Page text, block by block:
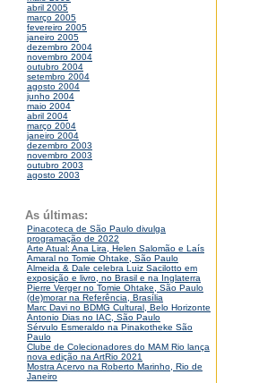
abril 2005
março 2005
fevereiro 2005
janeiro 2005
dezembro 2004
novembro 2004
outubro 2004
setembro 2004
agosto 2004
junho 2004
maio 2004
abril 2004
março 2004
janeiro 2004
dezembro 2003
novembro 2003
outubro 2003
agosto 2003
As últimas:
Pinacoteca de São Paulo divulga
programação de 2022
Arte Atual: Ana Lira, Helen Salomão e Laís
Amaral no Tomie Ohtake, São Paulo
Almeida & Dale celebra Luiz Sacilotto em
exposição e livro, no Brasil e na Inglaterra
Pierre Verger no Tomie Ohtake, São Paulo
(de)morar na Referência, Brasília
Marc Davi no BDMG Cultural, Belo Horizonte
Antonio Dias no IAC, São Paulo
Sérvulo Esmeraldo na Pinakotheke São
Paulo
Clube de Colecionadores do MAM Rio lança
nova edição na ArtRio 2021
Mostra Acervo na Roberto Marinho, Rio de
Janeiro